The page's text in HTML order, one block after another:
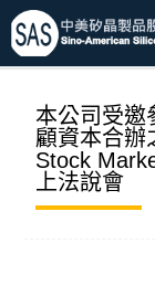
本公司受邀
顧資本合辦
Stock
上法說會